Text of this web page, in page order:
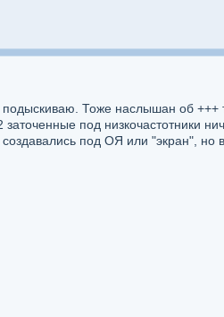
Тоже наслышан об +++
под низкочастотники
под ОЯ или "экран", но